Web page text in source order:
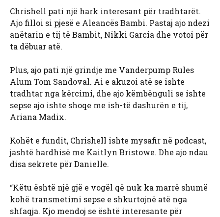
Chrishell pati një hark interesant për tradhtarët.
Ajo filloi si pjesë e Aleancës Bambi. Pastaj ajo ndezi
anëtarin e tij të Bambit, Nikki Garcia dhe votoi për
ta dëbuar atë.
Plus, ajo pati një grindje me Vanderpump Rules
Alum Tom Sandoval. Ai e akuzoi atë se ishte
tradhtar nga kërcimi, dhe ajo këmbënguli se ishte
sepse ajo ishte shoqe me ish-të dashurën e tij,
Ariana Madix.
Kohët e fundit, Chrishell ishte mysafir në podcast,
jashtë hardhisë me Kaitlyn Bristowe. Dhe ajo ndau
disa sekrete për Danielle.
“Këtu është një gjë e vogël që nuk ka marrë shumë
kohë transmetimi sepse e shkurtojnë atë nga
shfaqja. Kjo mendoj se është interesante për